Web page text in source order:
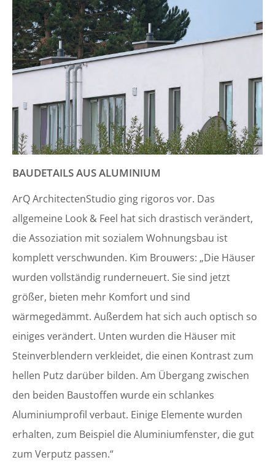
BAUDETAILS AUS ALUMINIUM
ArQ ArchitectenStudio ging rigoros vor. Das
allgemeine Look & Feel hat sich drastisch verändert,
die Assoziation mit sozialem Wohnungsbau ist
komplett verschwunden. Kim Brouwers: „Die Häuser
wurden vollständig runderneuert. Sie sind jetzt
größer, bieten mehr Komfort und sind
wärmegedämmt. Außerdem hat sich auch optisch so
einiges verändert. Unten wurden die Häuser mit
Steinverblendern verkleidet, die einen Kontrast zum
hellen Putz darüber bilden. Am Übergang zwischen
den beiden Baustoffen wurde ein schlankes
Aluminiumprofil verbaut. Einige Elemente wurden
erhalten, zum Beispiel die Aluminiumfenster, die gut
zum Verputz passen.“